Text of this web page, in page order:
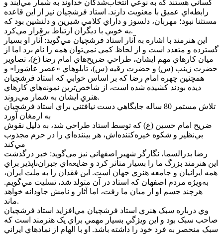
کساني هستند که به نوعي انتخاب‌شدگان خداوند به شمار مي‌آيند و
رابطه‌اي عميق با معنويت دارند. استاد فرشچيان نيز از اين قاعده
مستثنا نبود؛ مهربان، دلسوز و داراي کلامي شيرين و دلنشين بود که
به خوبي با ديگران ارتباط برقرار مي‌کرد.
اين هنرمند با اشاره به آثار استاد فرشچيان مي‌گويد: آثار او بسيار
گسترده و متعدد است و از لحاظ کمي نمي‌توان همه را نام برد اما از
ميان کارهاي مهم ايشان، طراحي ضريح‌هاي امام رضا (ع)، تصاوير
حضرت زينب (س) و حضرت رقيه (س)، تابلوهاي »عصر عاشورا« و
همچنين چهره امام رضا که بر اساس خوابي که استاد فرشچيان
ديده بودند کشيده شده است، از شاخص‌ترين نمونه‌هاي کارهاي
هنري ايشان به شمار مي‌روند.
تلاش مستمر 80 ساله جايگاهي دست نيافتني براي استاد فرشچيان
به ارمغان آورد
ضريح امام حسين (ع) که توسط استاد طراحي شد، به دليل نقوش
بي‌نظير و شکوه خيره‌کننده‌اش، هر بيننده‌اي را در حرم مجذوب
مي‌کند
رضا بدرالسما، نگارگر شهير اصفهاني نيز مي‌گويد: خبر درگذشت
اين هنرمند بزرگ ما را بسيار متأثر کرد و ضايعه‌اي جبران‌ناپذير براي
همه ايرانيان و جامعه هنري جهان است. اين فقدان را به ملت ايران،
به‌ويژه مردم اصفهان که استاد در آن متولد شد، تسليت مي‌گويم.
هرچند جسم او از ميان ما رفت، اما آثار و نامش جاودانه خواهد
ماند.
وي درباره سبک هنري استاد فرشچيان مي‌افزايد استاد فرشچيان
صاحب سبک بود و اين ويژگي بسيار مهمي براي يک هنرمند است که
سبک منحصر به فرد خود را داشته باشد. او با الهام از نمادهاي ايراني